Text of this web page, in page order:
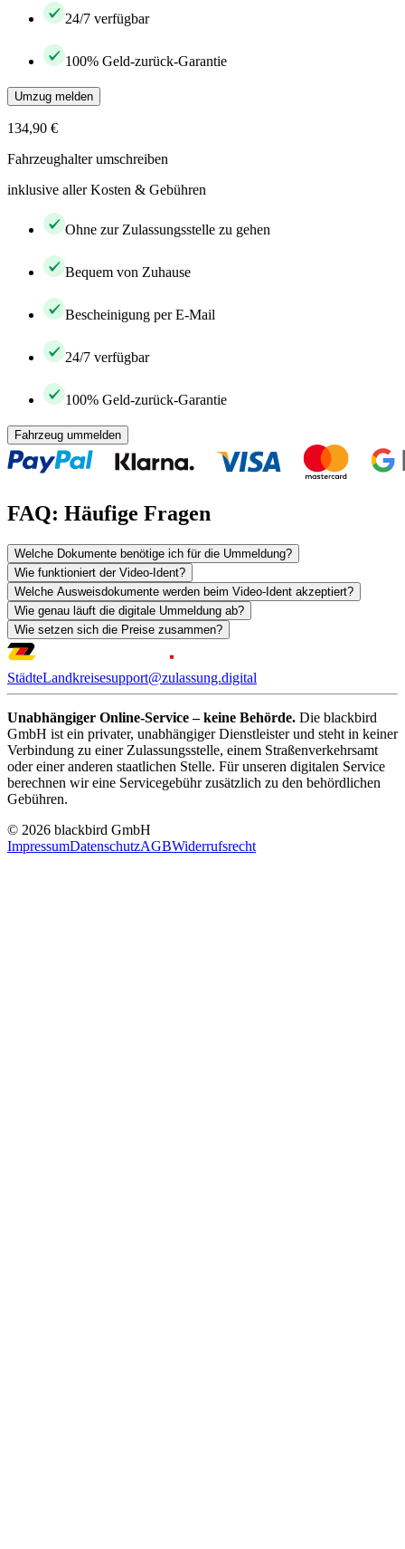
24/7 verfügbar
100% Geld-zurück-Garantie
Umzug melden
134,90 €
Fahrzeughalter umschreiben
inklusive aller Kosten & Gebühren
Ohne zur Zulassungsstelle zu gehen
Bequem von Zuhause
Bescheinigung per E-Mail
24/7 verfügbar
100% Geld-zurück-Garantie
Fahrzeug ummelden
FAQ: Häufige Fragen
Welche Dokumente benötige ich für die Ummeldung?
Wie funktioniert der Video-Ident?
Welche Ausweisdokumente werden beim Video-Ident akzeptiert?
Wie genau läuft die digitale Ummeldung ab?
Wie setzen sich die Preise zusammen?
StädteLandkreisesupport@zulassung.digital
Unabhängiger Online-Service – keine Behörde. Die blackbird
GmbH ist ein privater, unabhängiger Dienstleister und steht in keiner
Verbindung zu einer Zulassungsstelle, einem Straßenverkehrsamt
oder einer anderen staatlichen Stelle. Für unseren digitalen Service
berechnen wir eine Servicegebühr zusätzlich zu den behördlichen
Gebühren.
© 2026 blackbird GmbH
ImpressumDatenschutzAGBWiderrufsrecht